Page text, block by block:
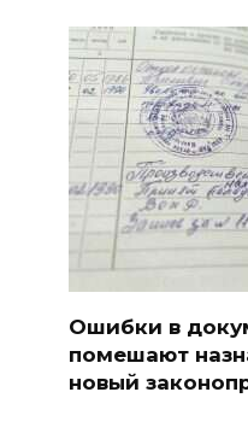
Ошибки в
помешают
новый